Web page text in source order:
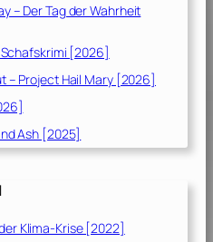
– Der Tag der Wahrheit
[2026]
– Project Hail Mary [2026]
Ash [2025]
Klima-Krise [2022]